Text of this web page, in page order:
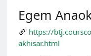
Egem
https://
akhisar.html